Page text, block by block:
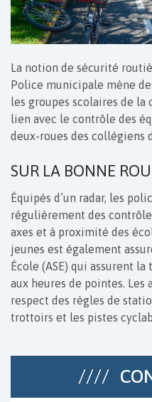
La notion de sécurité
Police municipale mène
les groupes scolaires de
lien avec le contrôle des
deux-roues des collégiens
SUR LA BONNE
Équipés d’un radar, les
régulièrement des
axes et à proximité des
jeunes est également
École (ASE) qui assurent la
aux heures de pointes. Les
respect des règles de
trottoirs et les pistes